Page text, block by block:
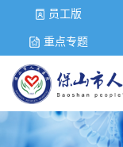
员工版
重点专题